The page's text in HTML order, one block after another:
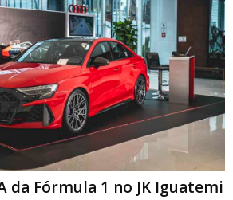
da Fórmula 1 no JK Iguatemi